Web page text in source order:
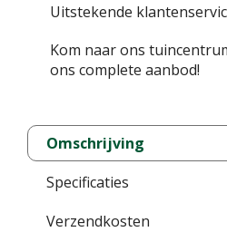
Uitstekende
Kom naar ons
ons complete aanbod!
Omschrijving
Specificaties
Verzendkosten